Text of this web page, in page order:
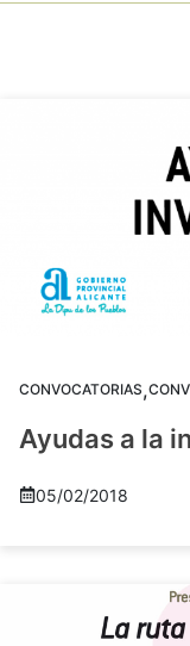
CONVOCATORIAS,
Ayudas a la
05/02/2018